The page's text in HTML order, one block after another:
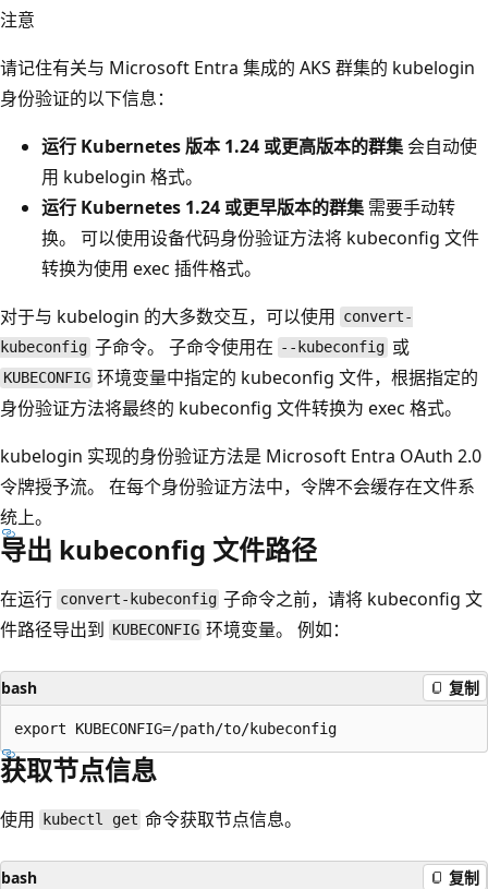
注意
请记住有关与 Microsoft Entra 集成的 AKS 群集的 kubelogin
身份验证的以下信息：
运行 Kubernetes 版本 1.24 或更高版本的群集 会自动使
用 kubelogin 格式。
运行 Kubernetes 1.24 或更早版本的群集 需要手动转
换。 可以使用设备代码身份验证方法将 kubeconfig 文件
转换为使用 exec 插件格式。
对于与 kubelogin 的大多数交互，可以使用 convert-
kubeconfig 子命令。 子命令使用在 --kubeconfig 或
KUBECONFIG 环境变量中指定的 kubeconfig 文件，根据指定的
身份验证方法将最终的 kubeconfig 文件转换为 exec 格式。
kubelogin 实现的身份验证方法是 Microsoft Entra OAuth 2.0
令牌授予流。 在每个身份验证方法中，令牌不会缓存在文件系
统上。
导出 kubeconfig 文件路径
在运行 convert-kubeconfig 子命令之前，请将 kubeconfig 文
件路径导出到 KUBECONFIG 环境变量。 例如：
bash 复制
获取节点信息
使用 kubectl get 命令获取节点信息。
bash 复制